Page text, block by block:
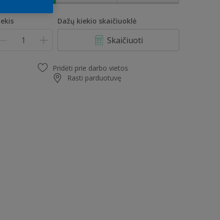
Dažų kiekio skaičiuoklė
Skaičiuoti
Pridėti prie darbo vietos
Rasti parduotuvę